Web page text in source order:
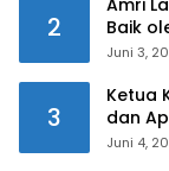
2
Baik
Juni 3,
3
Ketua
dan
Juni 4,